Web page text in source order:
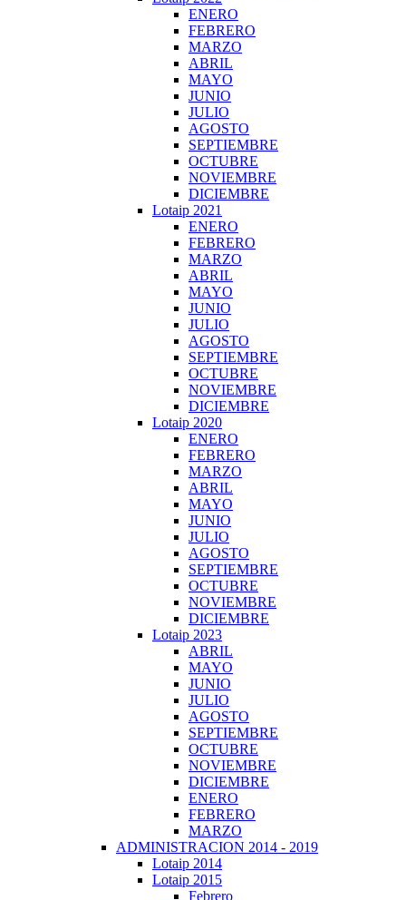
ENERO
FEBRERO
MARZO
ABRIL
MAYO
JUNIO
JULIO
AGOSTO
SEPTIEMBRE
OCTUBRE
NOVIEMBRE
DICIEMBRE
Lotaip 2021
ENERO
FEBRERO
MARZO
ABRIL
MAYO
JUNIO
JULIO
AGOSTO
SEPTIEMBRE
OCTUBRE
NOVIEMBRE
DICIEMBRE
Lotaip 2020
ENERO
FEBRERO
MARZO
ABRIL
MAYO
JUNIO
JULIO
AGOSTO
SEPTIEMBRE
OCTUBRE
NOVIEMBRE
DICIEMBRE
Lotaip 2023
ABRIL
MAYO
JUNIO
JULIO
AGOSTO
SEPTIEMBRE
OCTUBRE
NOVIEMBRE
DICIEMBRE
ENERO
FEBRERO
MARZO
ADMINISTRACION 2014 - 2019
Lotaip 2014
Lotaip 2015
Febrero